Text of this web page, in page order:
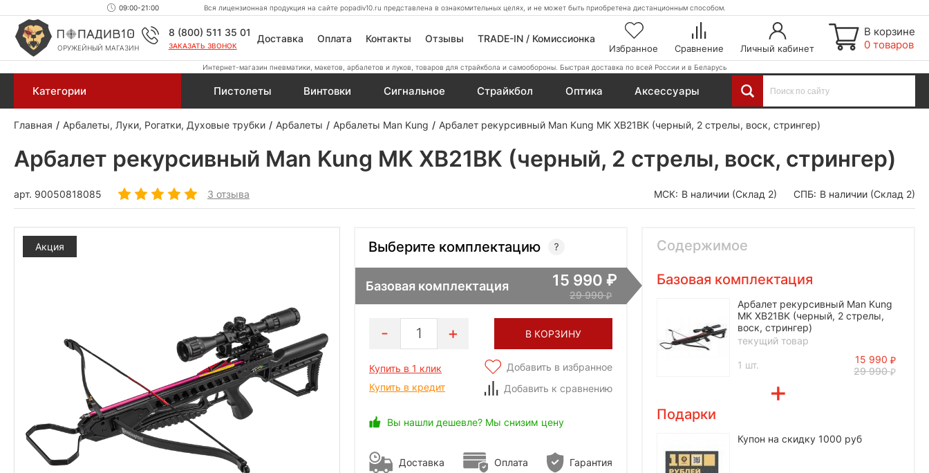
09:00-21:00 Вся лицензионная продукция на сайте popadiv10.ru представлена в ознакомительных целях, и не может быть приобретена дистанционным способом.
ОРУЖЕЙНЫЙ МАГАЗИН
8 (800) 511 35 01
ЗАКАЗАТЬ ЗВОНОК
Доставка Оплата Контакты Отзывы TRADE-IN / Комиссионка
Избранное Сравнение Личный кабинет
В корзине
0 товаров
Интернет-магазин пневматики, макетов, арбалетов и луков, товаров для страйкбола и самообороны. Быстрая доставка по всей России и в Беларусь
Категории Пистолеты Винтовки Сигнальное Страйкбол Оптика Аксессуары
Главная Арбалеты, Луки, Рогатки, Духовые трубки Арбалеты Арбалеты Man Kung Арбалет рекурсивный Man Kung MK XB21BK (черный, 2 стрелы, воск, стрингер)
Арбалет рекурсивный Man Kung MK XB21BK (черный, 2 стрелы, воск, стрингер)
арт. 90050818085 3 отзыва МСК: В наличии (Склад 2) СПБ: В наличии (Склад 2)
Акция Выберите комплектацию
Базовая комплектация 15 990
29 990
1 В КОРЗИНУ
Купить в 1 клик
Купить в кредит
Добавить в избранное
Добавить к сравнению
Вы нашли дешевле? Мы снизим цену
Доставка Оплата Гарантия
Содержимое
Базовая комплектация
Арбалет рекурсивный Man Kung
MK XB21BK (черный, 2 стрелы,
воск, стрингер)
текущий товар
1 шт.
15 990
29 990
Подарки
Купон на скидку 1000 руб